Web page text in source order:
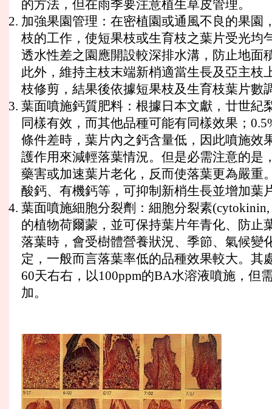
的方法，但在雨季要注意植生草皮管理。
加強果園管理：在密植園或通風不良的果園
枝的工作，使短果枝或生育枝之葉片受光均
透水性差之園應開設較深排水溝，防止地面
此外，維持主枝末端新梢適當生長及亞主枝
枝修剪，結果後依據短果枝及生育枝葉片數
葉面噴施鈣質肥料：根據日本文獻，廿世紀
同樣有效，而其他品種可能有同樣效果；
條件差時，葉片內之鈣含量低，因此噴施效
護作用來減輕落葉情況。但是必需注意的是
藥害或加速葉片老化，反而使落葉更為嚴重
酸鈣、有機鈣等，可抑制新梢生長並增加葉
葉面噴施細胞分裂劑：細胞分裂素
的植物荷爾蒙，並可保持葉片年青化、防止
落葉時，會受樹體營養狀況、季節、氣候變
定，一般而言落葉率低的品種效果較大。其
60天右右，以100ppm的BA水溶液噴施，但
加。